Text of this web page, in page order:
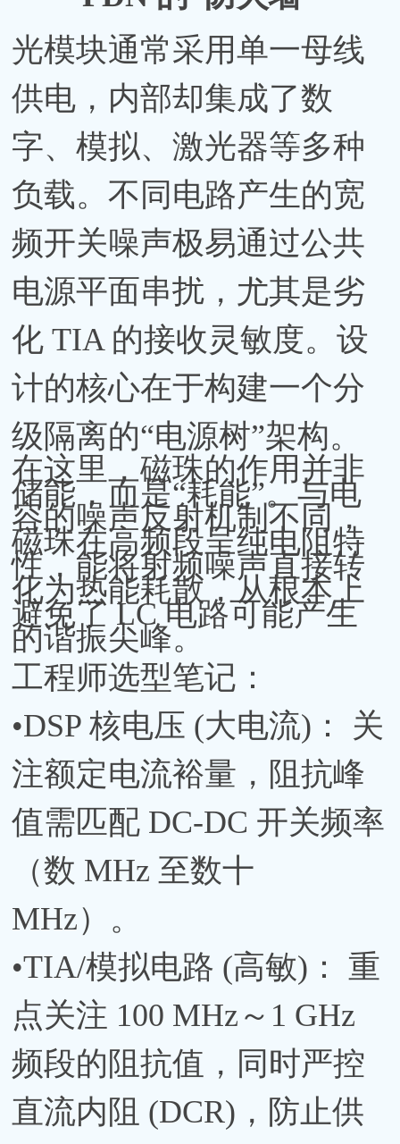
光模块通常采用单一母线
供电，内部却集成了数
字、模拟、激光器等多种
负载。不同电路产生的宽
频开关噪声极易通过公共
电源平面串扰，尤其是劣
化 TIA 的接收灵敏度。设
计的核心在于构建一个分
级隔离的“电源树”架构。
在这里，磁珠的作用并非
储能，而是“耗能”。与电
容的噪声反射机制不同，
磁珠在高频段呈纯电阻特
性，能将射频噪声直接转
化为热能耗散，从根本上
避免了 LC 电路可能产生
的谐振尖峰。
工程师选型笔记：
•DSP 核电压 (大电流)： 关
注额定电流裕量，阻抗峰
值需匹配 DC-DC 开关频率
（数 MHz 至数十
MHz）。
•TIA/模拟电路 (高敏)： 重
点关注 100 MHz～1 GHz
频段的阻抗值，同时严控
直流内阻 (DCR)，防止供